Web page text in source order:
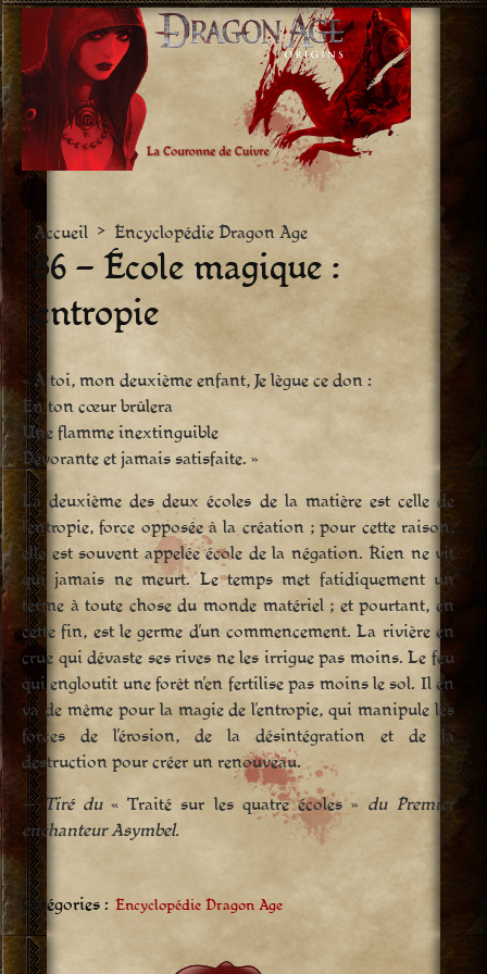
Aller
vers
le
contenu
Accueil > Encyclopédie Dragon Age
86 – École magique :
entropie
« À toi, mon deuxième enfant, Je lègue ce don :
En ton cœur brûlera
Une flamme inextinguible
Dévorante et jamais satisfaite. »
La deuxième des deux écoles de la matière est celle de
l’entropie, force opposée à la création ; pour cette raison,
elle est souvent appelée école de la négation. Rien ne vit
qui jamais ne meurt. Le temps met fatidiquement un
terme à toute chose du monde matériel ; et pourtant, en
cette fin, est le germe d’un commencement. La rivière en
crue qui dévaste ses rives ne les irrigue pas moins. Le feu
qui engloutit une forêt n’en fertilise pas moins le sol. Il en
va de même pour la magie de l’entropie, qui manipule les
forces de l’érosion, de la désintégration et de la
destruction pour créer un renouveau.
— Tiré du« Traité sur les quatre écoles »du Premier
enchanteur Asymbel.
Catégories : Encyclopédie Dragon Age